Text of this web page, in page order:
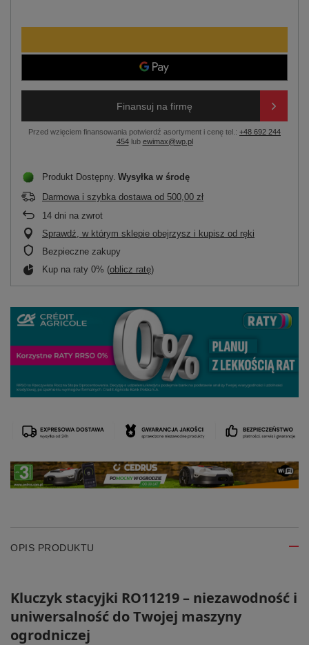
Finansuj na firmę
Przed wzięciem finansowania potwierdź asortyment i cenę tel.: +48 692 244
454lub ewimax@wp.pl
Produkt Dostępny Wysyłka w środę
Darmowa i szybka dostawa od 500,00 zł
14 dni na zwrot
Sprawdź, w którym sklepie obejrzysz i kupisz od ręki
Bezpieczne zakupy
Kup na raty 0% (oblicz ratę)
OPIS PRODUKTU
Kluczyk stacyjki RO11219 – niezawodność i
uniwersalność do Twojej maszyny
ogrodniczej